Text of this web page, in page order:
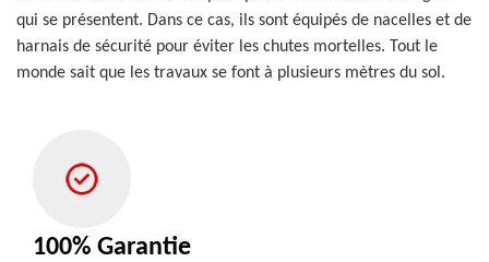
qui se présentent. Dans ce cas, ils sont équipés de nacelles et de
harnais de sécurité pour éviter les chutes mortelles. Tout le
monde sait que les travaux se font à plusieurs mètres du sol.
100% Garantie